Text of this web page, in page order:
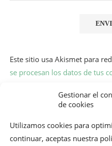
Gestionar el
de cookies
Utilizamos cookies para
continuar, aceptas nuestra
Este sitio usa Akismet para
se procesan los datos de tus